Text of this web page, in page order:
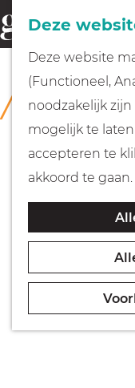
Deze
Deze website
(Functioneel,
noodzakelijk
mogelijk te
accepteren te
akkoord te gaan.
G
a
o
e
k
e
n
COLLECTIE
Singer